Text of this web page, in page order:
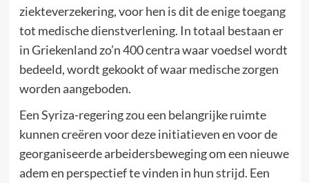
ziekteverzekering, voor hen is dit de enige toegang
tot medische dienstverlening. In totaal bestaan er
in Griekenland zo’n 400 centra waar voedsel wordt
bedeeld, wordt gekookt of waar medische zorgen
worden aangeboden.
Een Syriza-regering zou een belangrijke ruimte
kunnen creëren voor deze initiatieven en voor de
georganiseerde arbeidersbeweging om een nieuwe
adem en perspectief te vinden in hun strijd. Een